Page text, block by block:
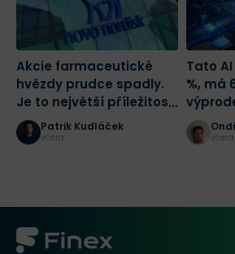
Akcie farmaceutické
hvězdy prudce spadly.
Je to největší příležitost
tohoto desetiletí?
Patrik Kudláček
včera
Tato
%, má
zlevnila
včera